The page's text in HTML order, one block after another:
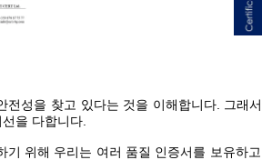
전성을 찾고 있다는 것을 이해합니다. 그래
을 다합니다.
기 위해 우리는 여러 품질 인증서를 보유하